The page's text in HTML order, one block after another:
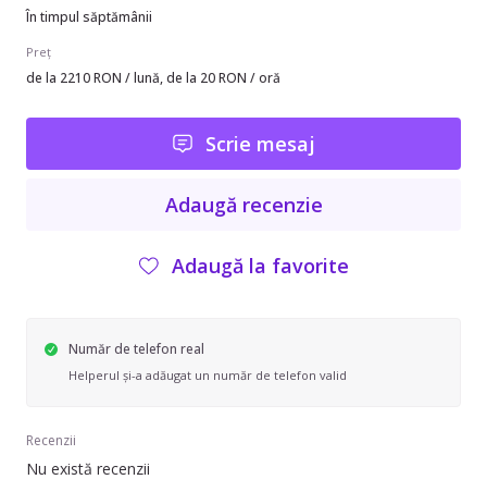
În timpul săptămânii
Preț
de la 2210 RON / lună, de la 20 RON / oră
Scrie mesaj
Adaugă recenzie
Adaugă la favorite
Număr de telefon real
Helperul și-a adăugat un număr de telefon valid
Recenzii
Nu există recenzii